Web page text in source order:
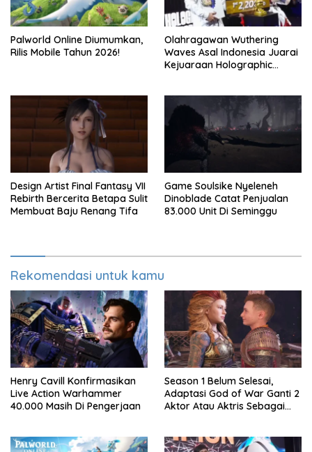
Palworld Online Diumumkan,
Rilis Mobile Tahun 2026!
Olahragawan Wuthering
Waves Asal Indonesia Juarai
Kejuaraan Holographic
Design Artist Final Fantasy VII
Rebirth Bercerita Betapa Sulit
Membuat Baju Renang Tifa
Game Soulsike Nyeleneh
Dinoblade Catat Penjualan
83.000 Unit Di Seminggu
Rekomendasi untuk kamu
Henry Cavill Konfirmasikan
Live Action Warhammer
40.000 Masih Di Pengerjaan
Season 1 Belum Selesai,
Adaptasi God of War Ganti 2
Aktor Atau Aktris Sebagai